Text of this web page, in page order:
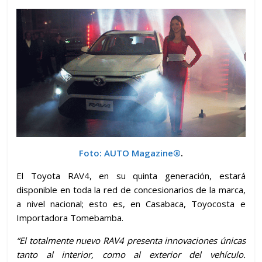
Foto: AUTO Magazine®.
El Toyota RAV4, en su quinta generación, estará
disponible en toda la red de concesionarios de la marca,
a nivel nacional; esto es, en Casabaca, Toyocosta e
Importadora Tomebamba.
“El totalmente nuevo RAV4 presenta innovaciones únicas
tanto al interior, como al exterior del vehículo.